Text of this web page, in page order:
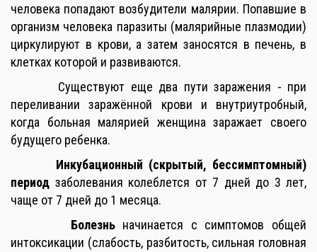
человека попадают возбудители малярии. Попавшие в
организм человека паразиты (малярийные плазмодии)
циркулируют в крови, а затем заносятся в печень, в
клетках которой и развиваются.
Существуют еще два пути заражения - при
переливании заражённой крови и внутриутробный,
когда больная малярией женщина заражает своего
будущего ребенка.
Инкубационный (скрытый, бессимптомный)
период заболевания колеблется от 7 дней до 3 лет,
чаще от 7 дней до 1 месяца.
Болезньначинается с симптомов общей
интоксикации (слабость, разбитость, сильная головная